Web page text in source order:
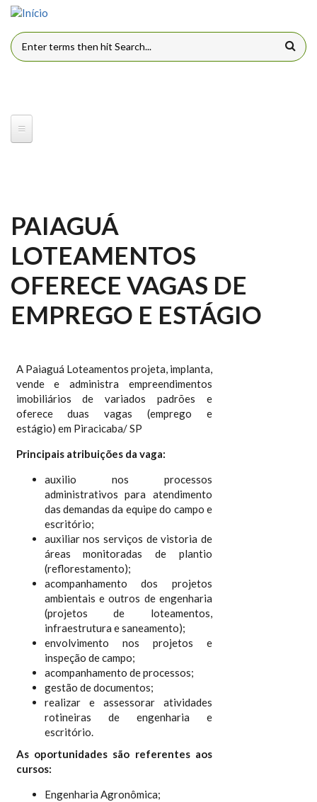
Pular para o conteúdo principal
FORMULÁRIO DE BUSCA
PAIAGUÁ
LOTEAMENTOS
OFERECE VAGAS DE
EMPREGO E ESTÁGIO
A Paiaguá Loteamentos projeta, implanta,
vende e administra empreendimentos
imobiliários de variados padrões e
oferece duas vagas (emprego e
estágio) em Piracicaba/ SP
Principais atribuições da vaga:
auxilio nos processos
administrativos para atendimento
das demandas da equipe do campo e
escritório;
auxiliar nos serviços de vistoria de
áreas monitoradas de plantio
(reflorestamento);
acompanhamento dos projetos
ambientais e outros de engenharia
(projetos de loteamentos,
infraestrutura e saneamento);
envolvimento nos projetos e
inspeção de campo;
acompanhamento de processos;
gestão de documentos;
realizar e assessorar atividades
rotineiras de engenharia e
escritório.
As oportunidades são referentes aos
cursos:
Engenharia Agronômica;